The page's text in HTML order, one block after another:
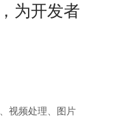
为开发者
视频处理、图片